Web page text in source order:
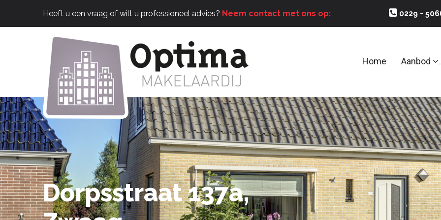
Heeft u een vraag of wilt u professioneel advies? Neem contact met ons op: 0229 -
Home Aanbod
Dorpsstraat 137a,